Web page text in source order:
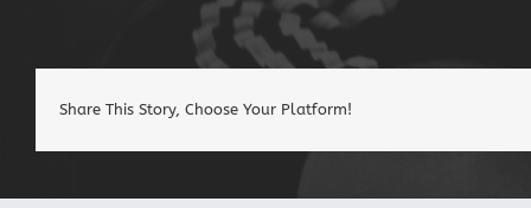
Share This Story, Choose Your Platform!